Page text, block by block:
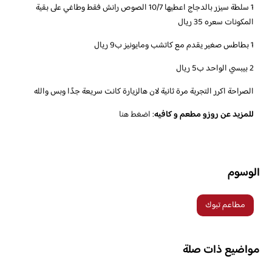
1 سلطة سيزر بالدجاج اعطيها 10/7 الصوص رانش فقط وطاغي على بقية
المكونات سعره 35 ريال
1 بطاطس صغير يقدم مع كاتشب ومايونيز ب9 ريال
2 بيبسي الواحد ب5 ريال
الصراحة اكرر التجربة مرة ثانية لان هالزيارة كانت سريعة جدًا وبس والله
للمزيد عن روزو مطعم و كافيه:اضغط هنا
الوسوم
مطاعم تبوك
مواضيع ذات صلة